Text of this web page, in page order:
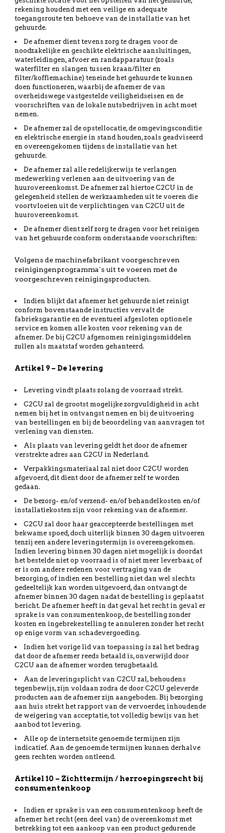
rekening houdend met een veilige en adequate
toegangsroute ten behoeve van de installatie van het
gehuurde.
De afnemer dient tevens zorg te dragen voor de
noodzakelijke en geschikte elektrische aansluitingen,
waterleidingen, afvoer en randapparatuur (zoals
waterfilter en slangen tussen kraan/filter en
filter/koffiemachine) teneinde het gehuurde te kunnen
doen functioneren, waarbij de afnemer de van
overheidswege vastgestelde veiligheidseisen en de
voorschriften van de lokale nutsbedrijven in acht moet
nemen.
De afnemer zal de opstellocatie, de omgevingsconditie
en elektrische energie in stand houden, zoals geadviseerd
en overeengekomen tijdens de installatie van het
gehuurde.
De afnemer zal alle redelijkerwijs te verlangen
medewerking verlenen aan de uitvoering van de
huurovereenkomst. De afnemer zal hiertoe C2CU in de
gelegenheid stellen de werkzaamheden uit te voeren die
voortvloeien uit de verplichtingen van C2CU uit de
huurovereenkomst.
De afnemer dient zelf zorg te dragen voor het reinigen
van het gehuurde conform onderstaande voorschriften:
Volgens de machinefabrikant voorgeschreven
reinigingenprogramma`s uit te voeren met de
voorgeschreven reinigingsproducten.
Indien blijkt dat afnemer het gehuurde niet reinigt
conform bovenstaande instructies vervalt de
fabrieksgarantie en de eventueel afgesloten optionele
service en komen alle kosten voor rekening van de
afnemer. De bij C2CU afgenomen reinigingsmiddelen
zullen als maatstaf worden gehanteerd.
Artikel 9 – De levering
Levering vindt plaats zolang de voorraad strekt.
C2CU zal de grootst mogelijke zorgvuldigheid in acht
nemen bij het in ontvangst nemen en bij de uitvoering
van bestellingen en bij de beoordeling van aanvragen tot
verlening van diensten.
Als plaats van levering geldt het door de afnemer
verstrekte adres aan C2CU in Nederland.
Verpakkingsmateriaal zal niet door C2CU worden
afgevoerd, dit dient door de afnemer zelf te worden
gedaan.
De bezorg- en/of verzend- en/of behandelkosten en/of
installatiekosten zijn voor rekening van de afnemer.
C2CU zal door haar geaccepteerde bestellingen met
bekwame spoed, doch uiterlijk binnen 30 dagen uitvoeren
tenzij een andere leveringstermijn is overeengekomen.
Indien levering binnen 30 dagen niet mogelijk is doordat
het bestelde niet op voorraad is of niet meer leverbaar, of
er is om andere redenen voor vertraging van de
bezorging, of indien een bestelling niet dan wel slechts
gedeeltelijk kan worden uitgevoerd, dan ontvangt de
afnemer binnen 30 dagen nadat de bestelling is geplaatst
bericht. De afnemer heeft in dat geval het recht in geval er
sprake is van consumentenkoop, de bestelling zonder
kosten en ingebrekestelling te annuleren zonder het recht
op enige vorm van schadevergoeding.
Indien het vorige lid van toepassing is zal het bedrag
dat door de afnemer reeds betaald is, onverwijld door
C2CU aan de afnemer worden terugbetaald.
Aan de leveringsplicht van C2CU zal, behoudens
tegenbewijs, zijn voldaan zodra de door C2CU geleverde
producten aan de afnemer zijn aangeboden. Bij bezorging
aan huis strekt het rapport van de vervoerder, inhoudende
de weigering van acceptatie, tot volledig bewijs van het
aanbod tot levering.
Alle op de internetsite genoemde termijnen zijn
indicatief. Aan de genoemde termijnen kunnen derhalve
geen rechten worden ontleend.
Artikel 10 – Zichttermijn / herroepingsrecht bij
consumentenkoop
Indien er sprake is van een consumentenkoop heeft de
afnemer het recht (een deel van) de overeenkomst met
betrekking tot een aankoop van een product gedurende